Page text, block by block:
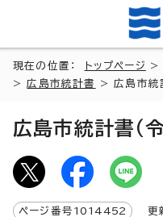
現在の位置： トップページ
>広島市統計書 > 広島市統
広島市統計書（
ページ番号 1014452 更